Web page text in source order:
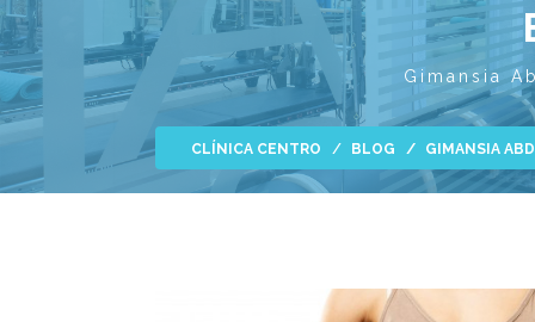
Gimansia
CLÍNICA CENTRO BLOG GIMANSIA